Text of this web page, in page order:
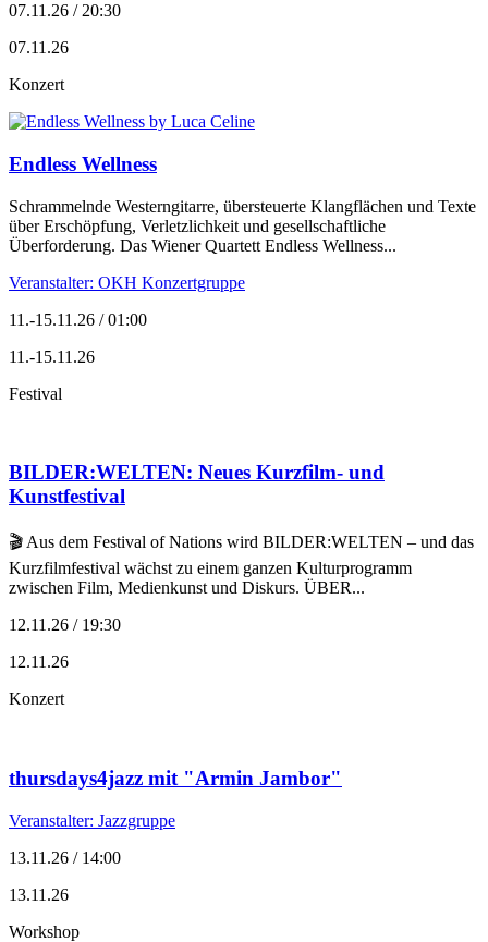
07.11.26 / 20:30
07.11.26
Konzert
Endless Wellness
Schrammelnde Westerngitarre, übersteuerte Klangflächen und Texte
über Erschöpfung, Verletzlichkeit und gesellschaftliche
Überforderung. Das Wiener Quartett Endless Wellness...
Veranstalter: OKH Konzertgruppe
11.-15.11.26 / 01:00
11.-15.11.26
Festival
BILDER:WELTEN: Neues Kurzfilm- und
Kunstfestival
🎬 Aus dem Festival of Nations wird BILDER:WELTEN – und das
Kurzfilmfestival wächst zu einem ganzen Kulturprogramm
zwischen Film, Medienkunst und Diskurs. ÜBER...
12.11.26 / 19:30
12.11.26
Konzert
thursdays4jazz mit "Armin Jambor"
Veranstalter: Jazzgruppe
13.11.26 / 14:00
13.11.26
Workshop